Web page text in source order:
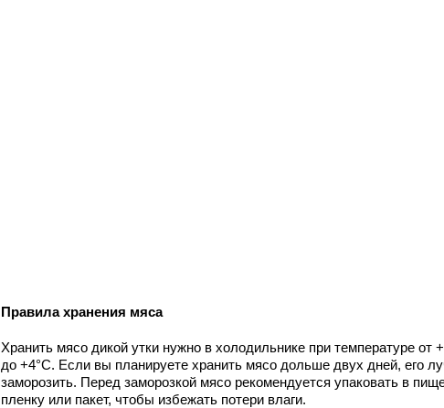
Правила хранения мяса
Хранить мясо дикой утки нужно в холодильнике при температуре от
до +4°C. Если вы планируете хранить мясо дольше двух дней, его
заморозить. Перед заморозкой мясо рекомендуется упаковать в
пленку или пакет, чтобы избежать потери влаги.